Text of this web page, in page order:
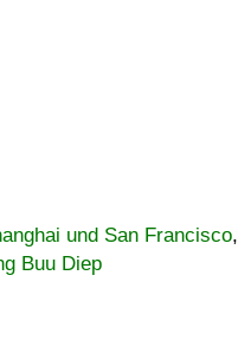
und San Francisco,
Buu Diep